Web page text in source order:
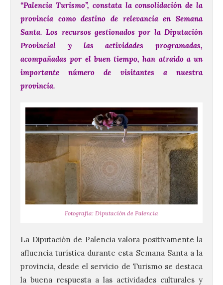
“Palencia Turismo”, constata la consolidación de la
provincia como destino de relevancia en Semana
Santa. Los recursos gestionados por la Diputación
Provincial y las actividades programadas,
acompañadas por el buen tiempo, han atraído a un
importante número de visitantes a nuestra
provincia.
Fotografía: Diputación de Palencia
La Diputación de Palencia valora positivamente la
afluencia turística durante esta Semana Santa a la
provincia, desde el servicio de Turismo se destaca
la buena respuesta a las actividades culturales y